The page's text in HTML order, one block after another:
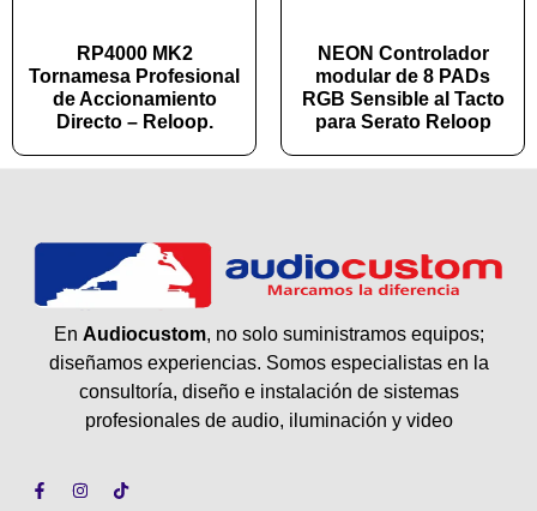
RP4000 MK2
Tornamesa Profesional
de Accionamiento
Directo – Reloop.
NEON Controlador
modular de 8 PADs
RGB Sensible al Tacto
para Serato Reloop
En Audiocustom, no solo suministramos equipos;
diseñamos experiencias. Somos especialistas en la
consultoría, diseño e instalación de sistemas
profesionales de audio, iluminación y video